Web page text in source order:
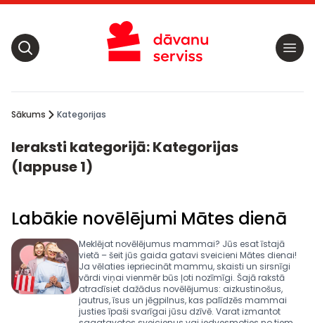
Sākums Kategorijas
Ieraksti kategorijā: Kategorijas
(lappuse 1)
Labākie novēlējumi Mātes dienā
Meklējat novēlējumus mammai? Jūs esat īstajā
vietā – šeit jūs gaida gatavi sveicieni Mātes dienai!
Ja vēlaties iepriecināt mammu, skaisti un sirsnīgi
vārdi viņai vienmēr būs ļoti nozīmīgi. Šajā rakstā
atradīsiet dažādus novēlējumus: aizkustinošus,
jautrus, īsus un jēgpilnus, kas palīdzēs mammai
justies īpaši svarīgai jūsu dzīvē. Varat izmantot